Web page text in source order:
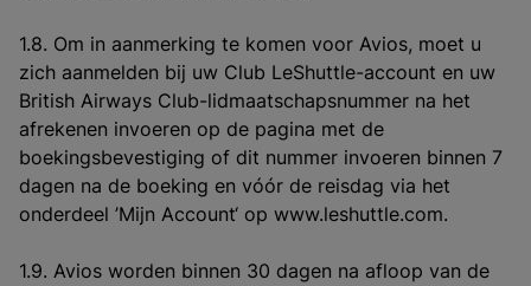
1.8. Om in aanmerking te komen voor Avios, moet u
zich aanmelden bij uw Club LeShuttle-account en uw
British Airways Club-lidmaatschapsnummer na het
afrekenen invoeren op de pagina met de
boekingsbevestiging of dit nummer invoeren binnen 7
dagen na de boeking en vóór de reisdag via het
onderdeel ’Mijn Account‘ op www.leshuttle.com.
1.9. Avios worden binnen 30 dagen na afloop van de